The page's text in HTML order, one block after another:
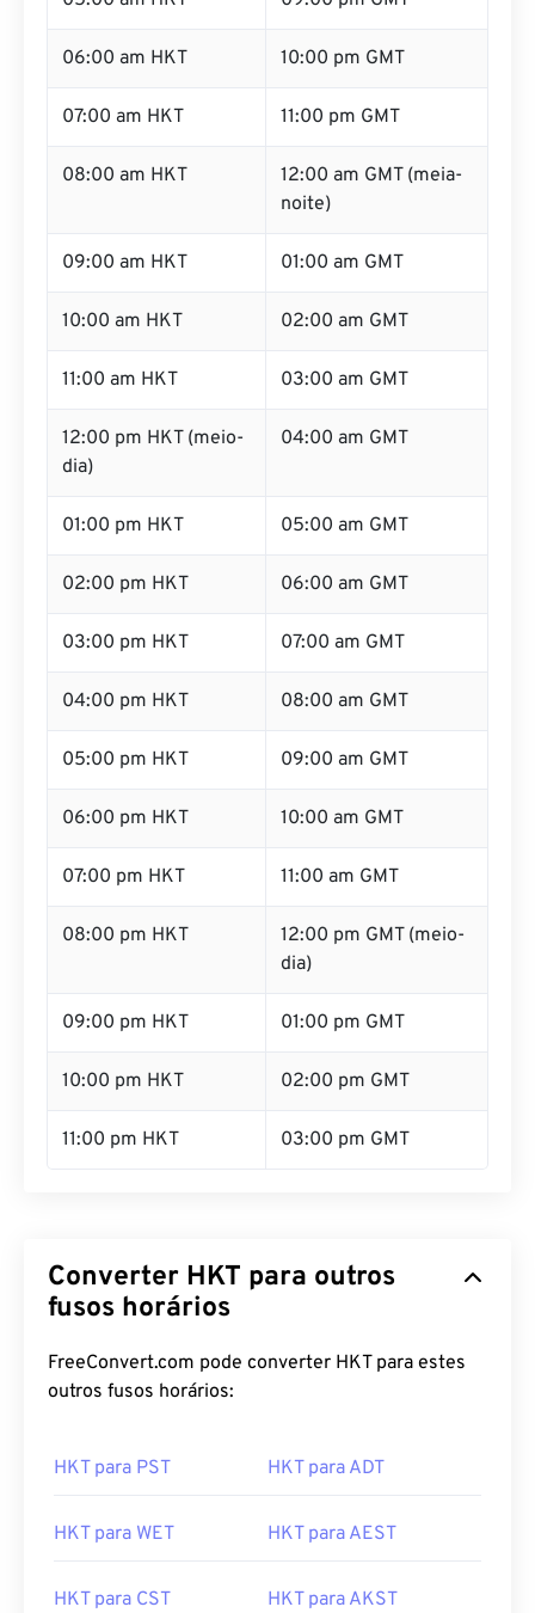
06:00 am HKT 10:00 pm GMT
07:00 am HKT 11:00 pm GMT
08:00 am HKT
12:00 am GMT (meia-
noite)
09:00 am HKT 01:00 am GMT
10:00 am HKT 02:00 am GMT
11:00 am HKT 03:00 am GMT
12:00 pm HKT (meio-
dia)
04:00 am GMT
01:00 pm HKT 05:00 am GMT
02:00 pm HKT 06:00 am GMT
03:00 pm HKT 07:00 am GMT
04:00 pm HKT 08:00 am GMT
05:00 pm HKT 09:00 am GMT
06:00 pm HKT 10:00 am GMT
07:00 pm HKT 11:00 am GMT
08:00 pm HKT
12:00 pm GMT (meio-
dia)
09:00 pm HKT 01:00 pm GMT
10:00 pm HKT 02:00 pm GMT
11:00 pm HKT 03:00 pm GMT
Converter HKT para outros
fusos horários
FreeConvert.com pode converter HKT para estes
outros fusos horários:
HKT para PST HKT para ADT
HKT para WET HKT para AEST
HKT para CST HKT para AKST